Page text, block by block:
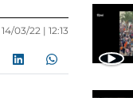
14/03/22 | 12:13